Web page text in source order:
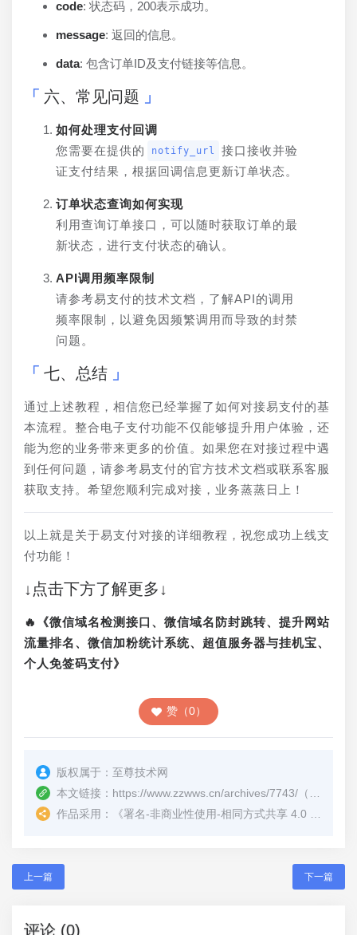
code: 状态码，200表示成功。
message: 返回的信息。
data: 包含订单ID及支付链接等信息。
六、常见问题
如何处理支付回调
您需要在提供的
notify_url
接口接收并验
证支付结果，根据回调信息更新订单状态。
订单状态查询如何实现
利用查询订单接口，可以随时获取订单的最
新状态，进行支付状态的确认。
API调用频率限制
请参考易支付的技术文档，了解API的调用
频率限制，以避免因频繁调用而导致的封禁
问题。
七、总结
通过上述教程，相信您已经掌握了如何对接易支付的基
本流程。整合电子支付功能不仅能够提升用户体验，还
能为您的业务带来更多的价值。如果您在对接过程中遇
到任何问题，请参考易支付的官方技术文档或联系客服
获取支持。希望您顺利完成对接，业务蒸蒸日上！
以上就是关于易支付对接的详细教程，祝您成功上线支
付功能！
↓点击下方了解更多↓
🔥《微信域名检测接口、微信域名防封跳转、提升网站
流量排名、微信加粉统计系统、超值服务器与挂机宝、
个人免签码支付》
赞（0）
版权属于： 至尊技术网
本文链接： https://www.zzwws.cn/archives/7743/ （转载时请注明本文出处及文章链接）
作品采用：
《署名-非商业性使用-相同方式共享 4.0 国际 (CC BY-NC-SA 4.0)
上一篇 下一篇
评论 (0)